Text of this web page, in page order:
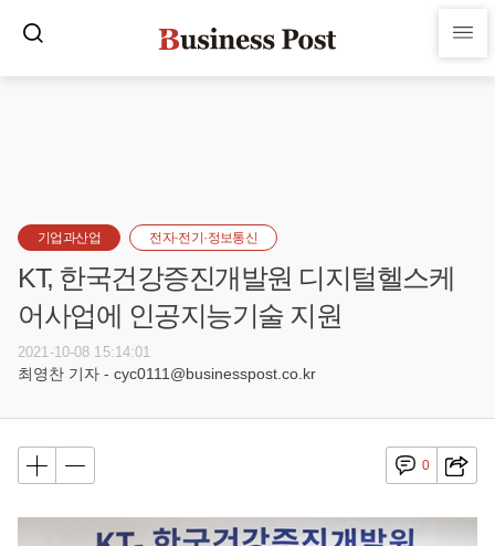
기업과산업 전자·전기·정보통신
KT, 한국건강증진개발원 디지털헬스케
어사업에 인공지능기술 지원
2021-10-08 15:14:01
최영찬 기자 - cyc0111@businesspost.co.kr
0